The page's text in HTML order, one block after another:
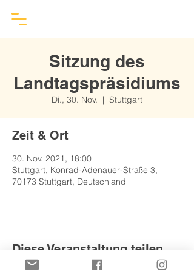
Sitzung des
Landtagspräsidiums
Di., 30. Nov.
  |
Stuttgart
Zeit & Ort
30. Nov. 2021, 18:00
Stuttgart, Konrad-Adenauer-Straße 3,
70173 Stuttgart, Deutschland
Diese Veranstaltung teilen